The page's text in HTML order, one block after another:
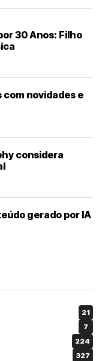
30 Anos: Filho
novidades e
considera
gerado por IA
21
7
224
327